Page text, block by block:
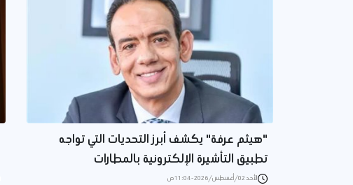
"هيثم عرفة" يكشف أبرز التحديات التي تواجه
تطبيق التأشيرة الإلكترونية بالمطارات
الأحد 02/أغسطس/2026 - 11:04 ص